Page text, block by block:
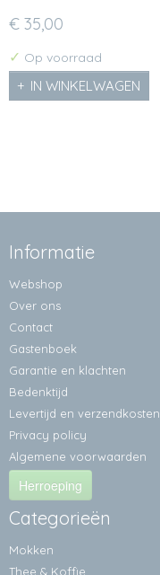
€ 35,00
✓ Op voorraad
IN WINKELWAGEN
Informatie
Webshop
Over ons
Contact
Gastenboek
Garantie en klachten
Bedenktijd
Levertijd en verzendkosten
Privacy policy
Algemene voorwaarden
Herroeping
Categorieën
Mokken
Thee & Koffie